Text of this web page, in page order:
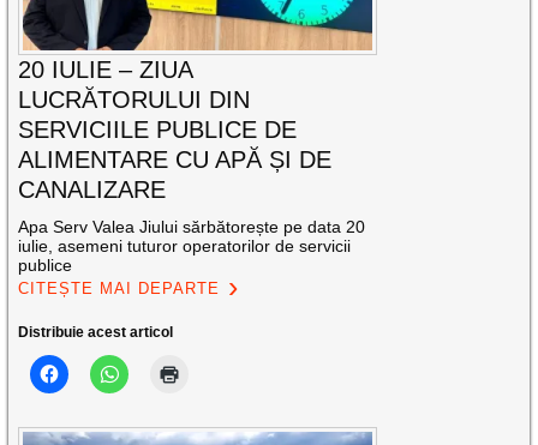
20 IULIE – ZIUA
LUCRĂTORULUI DIN
SERVICIILE PUBLICE DE
ALIMENTARE CU APĂ ȘI DE
CANALIZARE
Apa Serv Valea Jiului sărbătorește pe data 20
iulie, asemeni tuturor operatorilor de servicii
publice
CITEȘTE MAI DEPARTE
Distribuie acest articol